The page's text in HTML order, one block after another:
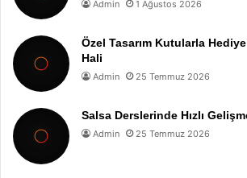
Admin 1 Ağustos 2026
Özel Tasarım Kutularla
Hali
Admin 25 Temmuz 2026
Salsa Derslerinde Hızlı
Admin 25 Temmuz 2026